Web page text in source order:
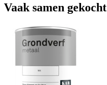
Vaak samen gekocht